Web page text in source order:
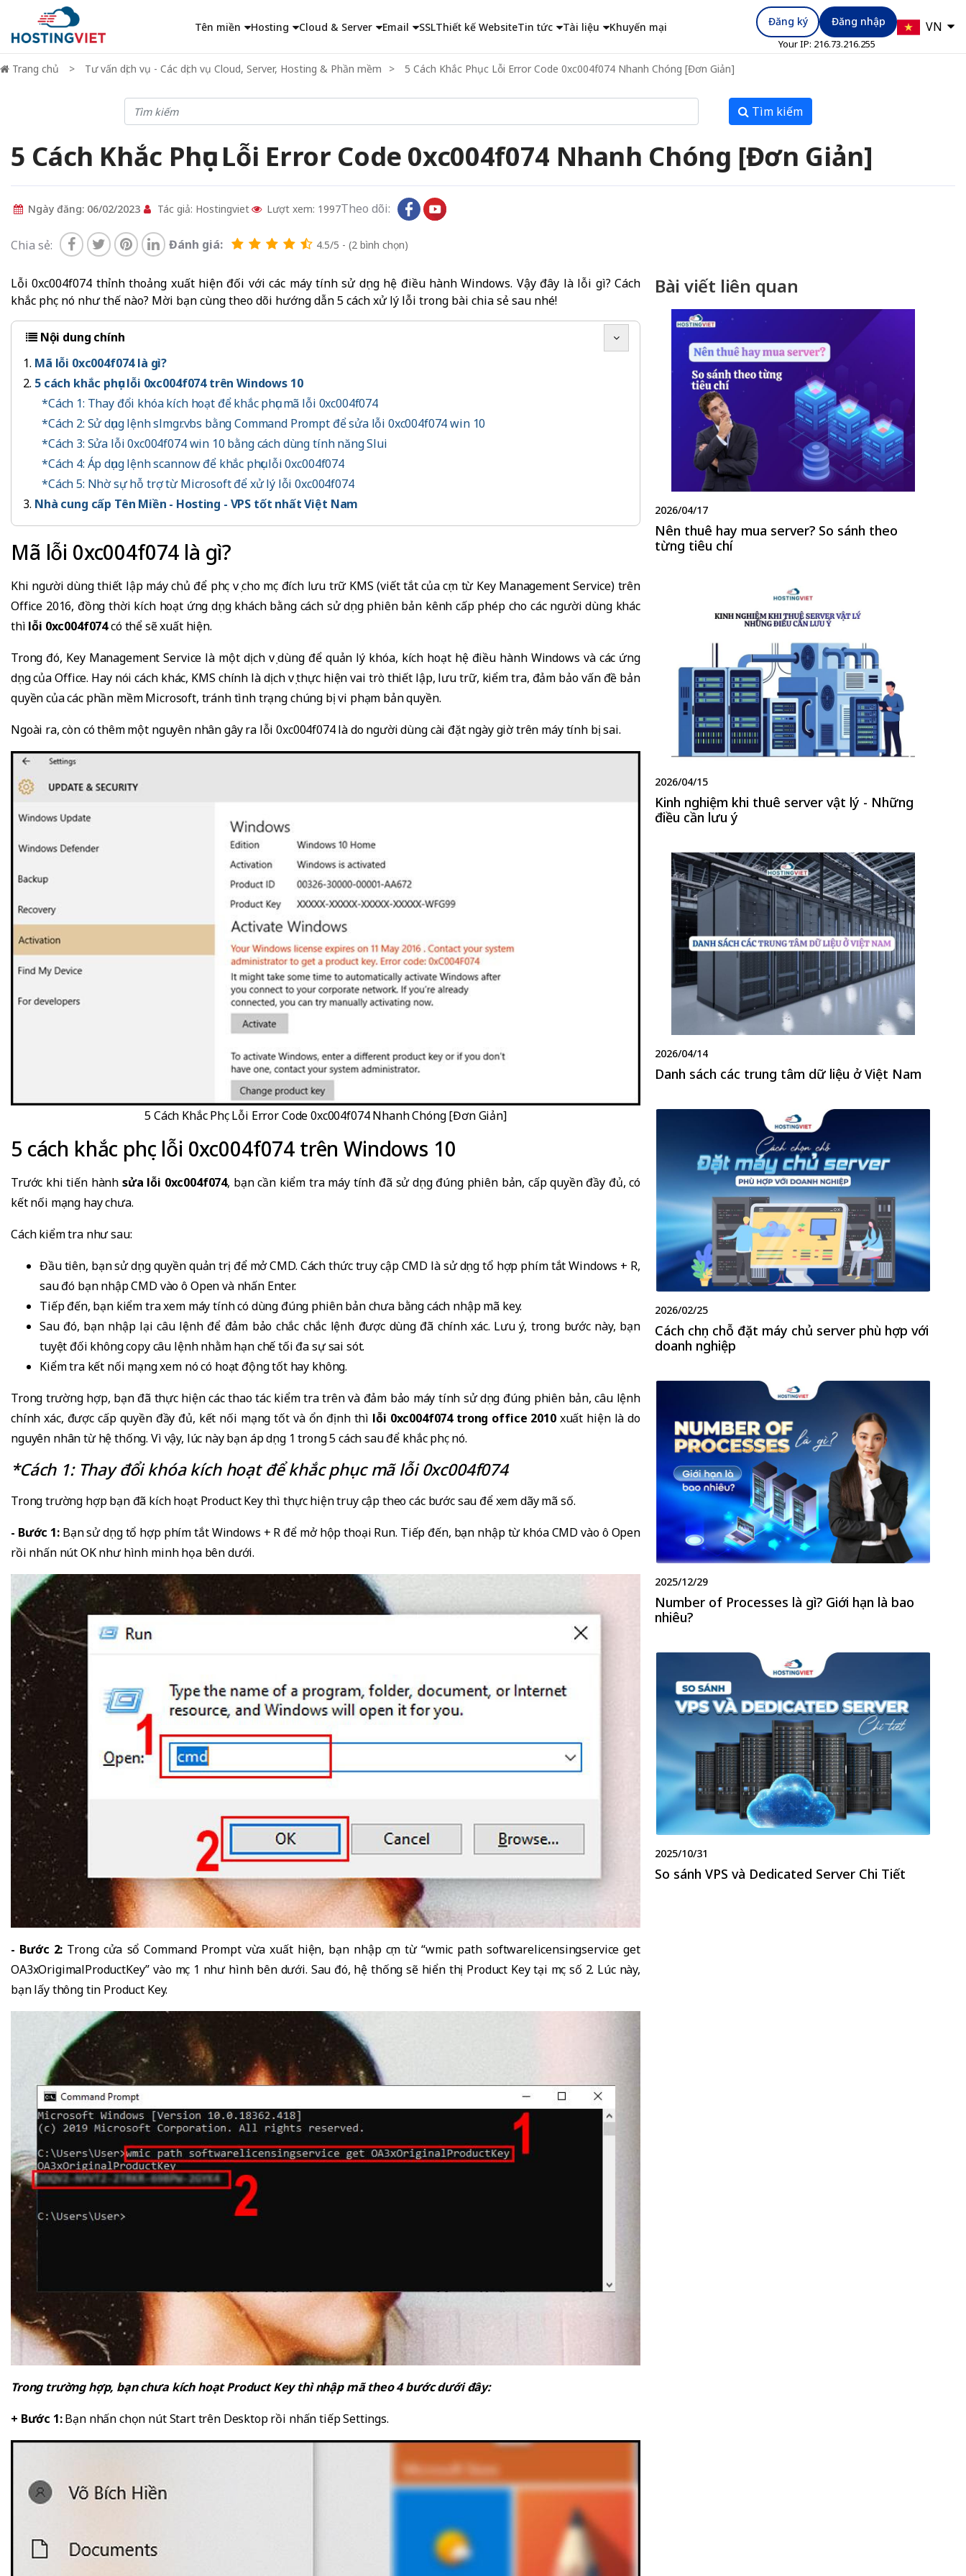
Tên miền Hosting Cloud & Server Email SSLThiết kế WebsiteTin tức Tài liệu Khuyến mại Đăng ký Đăng nhập
Your IP: 216.73.216.255
VN
Trang chủ Tư vấn dịch vụ - Các dịch vụ Cloud, Server, Hosting & Phần mềm 5 Cách Khắc Phục Lỗi Error Code 0xc004f074 Nhanh Chóng [Đơn Giản]
Tìm kiếm
5 Cách Khắc Phục Lỗi Error Code 0xc004f074 Nhanh Chóng [Đơn Giản]
Ngày đăng: 06/02/2023 Tác giả: Hostingviet Lượt xem: 1997Theo dõi:
Chia sẻ: Đánh giá: 4.5/5 - (2 bình chọn)
Lỗi 0xc004f074 thỉnh thoảng xuất hiện đối với các máy tính sử dụng hệ điều hành Windows. Vậy đây là lỗi gì? Cách
khắc phục nó như thế nào? Mời bạn cùng theo dõi hướng dẫn 5 cách xử lý lỗi trong bài chia sẻ sau nhé!
Nội dung chính
Mã lỗi 0xc004f074 là gì?
5 cách khắc phục lỗi 0xc004f074 trên Windows 10
*Cách 1: Thay đổi khóa kích hoạt để khắc phục mã lỗi 0xc004f074
*Cách 2: Sử dụng lệnh slmgr.vbs bằng Command Prompt để sửa lỗi 0xc004f074 win 10
*Cách 3: Sửa lỗi 0xc004f074 win 10 bằng cách dùng tính năng Slui
*Cách 4: Áp dụng lệnh scannow để khắc phục lỗi 0xc004f074
*Cách 5: Nhờ sự hỗ trợ từ Microsoft để xử lý lỗi 0xc004f074
Nhà cung cấp Tên Miền - Hosting - VPS tốt nhất Việt Nam
Mã lỗi 0xc004f074 là gì?
Khi người dùng thiết lập máy chủ để phục vụ cho mục đích lưu trữ KMS (viết tắt của cụm từ Key Management Service) trên
Office 2016, đồng thời kích hoạt ứng dụng khách bằng cách sử dụng phiên bản kênh cấp phép cho các người dùng khác
thì lỗi 0xc004f074có thể sẽ xuất hiện.
Trong đó, Key Management Service là một dịch vụ dùng để quản lý khóa, kích hoạt hệ điều hành Windows và các ứng
dụng của Office. Hay nói cách khác, KMS chính là dịch vụ thực hiện vai trò thiết lập, lưu trữ, kiểm tra, đảm bảo vấn đề bản
quyền của các phần mềm Microsoft, tránh tình trạng chúng bị vi phạm bản quyền.
Ngoài ra, còn có thêm một nguyên nhân gây ra lỗi 0xc004f074 là do người dùng cài đặt ngày giờ trên máy tính bị sai.
5 Cách Khắc Phục Lỗi Error Code 0xc004f074 Nhanh Chóng [Đơn Giản]
5 cách khắc phục lỗi 0xc004f074 trên Windows 10
Trước khi tiến hành sửa lỗi 0xc004f074, bạn cần kiểm tra máy tính đã sử dụng đúng phiên bản, cấp quyền đầy đủ, có
kết nối mạng hay chưa.
Cách kiểm tra như sau:
Đầu tiên, bạn sử dụng quyền quản trị để mở CMD. Cách thức truy cập CMD là sử dụng tổ hợp phím tắt Windows + R,
sau đó bạn nhập CMD vào ô Open và nhấn Enter.
Tiếp đến, bạn kiểm tra xem máy tính có dùng đúng phiên bản chưa bằng cách nhập mã key.
Sau đó, bạn nhập lại câu lệnh để đảm bảo chắc chắc lệnh được dùng đã chính xác. Lưu ý, trong bước này, bạn
tuyệt đối không copy câu lệnh nhằm hạn chế tối đa sự sai sót.
Kiểm tra kết nối mạng xem nó có hoạt động tốt hay không.
Trong trường hợp, bạn đã thực hiện các thao tác kiểm tra trên và đảm bảo máy tính sử dụng đúng phiên bản, câu lệnh
chính xác, được cấp quyền đầy đủ, kết nối mạng tốt và ổn định thì lỗi 0xc004f074 trong office 2010xuất hiện là do
nguyên nhân từ hệ thống. Vì vậy, lúc này bạn áp dụng 1 trong 5 cách sau để khắc phục nó.
*Cách 1: Thay đổi khóa kích hoạt để khắc phục mã lỗi 0xc004f074
Trong trường hợp bạn đã kích hoạt Product Key thì thực hiện truy cập theo các bước sau để xem dãy mã số.
- Bước 1:Bạn sử dụng tổ hợp phím tắt Windows + R để mở hộp thoại Run. Tiếp đến, bạn nhập từ khóa CMD vào ô Open
rồi nhấn nút OK như hình minh họa bên dưới.
- Bước 2: Trong cửa sổ Command Prompt vừa xuất hiện, bạn nhập cụm từ “wmic path softwarelicensingservice get
OA3xOrigimalProductKey” vào mục 1 như hình bên dưới. Sau đó, hệ thống sẽ hiển thị Product Key tại mục số 2. Lúc này,
bạn lấy thông tin Product Key.
Trong trường hợp, bạn chưa kích hoạt Product Key thì nhập mã theo 4 bước dưới đây:
+ Bước 1:Bạn nhấn chọn nút Start trên Desktop rồi nhấn tiếp Settings.
Bài viết liên quan
2026/04/17
Nên thuê hay mua server? So sánh theo
từng tiêu chí
2026/04/15
Kinh nghiệm khi thuê server vật lý - Những
điều cần lưu ý
2026/04/14
Danh sách các trung tâm dữ liệu ở Việt Nam
2026/02/25
Cách chọn chỗ đặt máy chủ server phù hợp với
doanh nghiệp
2025/12/29
Number of Processes là gì? Giới hạn là bao
nhiêu?
2025/10/31
So sánh VPS và Dedicated Server Chi Tiết